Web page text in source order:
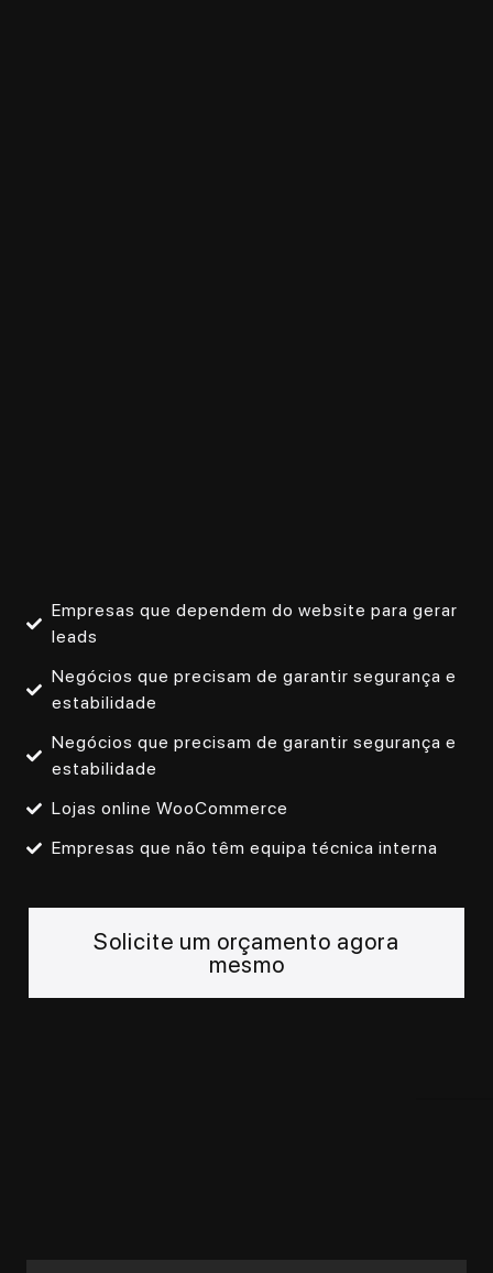
Empresas que dependem do website para gerar
leads
Negócios que precisam de garantir segurança e
estabilidade
Negócios que precisam de garantir segurança e
estabilidade
Lojas online WooCommerce
Empresas que não têm equipa técnica interna
Solicite um orçamento agora
mesmo